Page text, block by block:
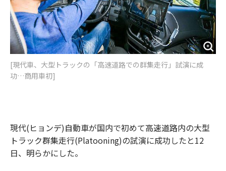
[​​現代車、大型トラックの「高速道路での群集走行」試演に成
功…商用車初]
現代(ヒョンデ)自動車が国内で初めて高速道路内の大型
トラック群集走行(Platooning)の試演に成功したと12
日、明らかにした。